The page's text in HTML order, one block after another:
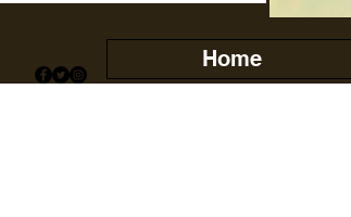
Home